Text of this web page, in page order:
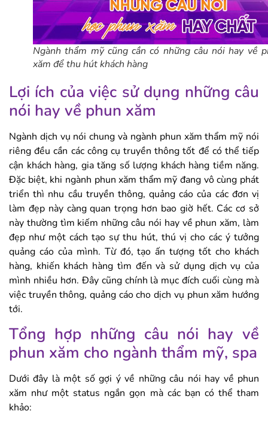
Ngành thẩm mỹ cũng cần có những câu nói hay về
xăm để thu hút khách hàng
Lợi ích của việc sử dụng những câu
nói hay về phun xăm
Ngành dịch vụ nói chung và ngành phun xăm thẩm mỹ nói
riêng đều cần các công cụ truyền thông tốt để có thể tiếp
cận khách hàng, gia tăng số lượng khách hàng tiềm năng.
Đặc biệt, khi ngành phun xăm thẩm mỹ đang vô cùng phát
triển thì nhu cầu truyền thông, quảng cáo của các đơn vị
làm đẹp này càng quan trọng hơn bao giờ hết. Các cơ sở
này thường tìm kiếm những câu nói hay về phun xăm, làm
đẹp như một cách tạo sự thu hút, thú vị cho các ý tưởng
quảng cáo của mình. Từ đó, tạo ấn tượng tốt cho khách
hàng, khiến khách hàng tìm đến và sử dụng dịch vụ của
mình nhiều hơn. Đây cũng chính là mục đích cuối cùng mà
việc truyền thông, quảng cáo cho dịch vụ phun xăm hướng
tới.
Tổng hợp những câu nói hay về
phun xăm cho ngành thẩm mỹ, spa
Dưới đây là một số gợi ý về những câu nói hay về phun
xăm như một status ngắn gọn mà các bạn có thể tham
khảo: